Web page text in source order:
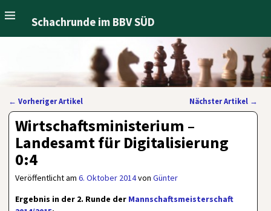
Schachrunde im BBV SÜD
Artikelnavigation
← Vorheriger Artikel Nächster Artikel →
Wirtschaftsministerium –
Landesamt für Digitalisierung
0:4
Veröffentlicht am6. Oktober 2014vonGünter
Ergebnis in der 2. Runde der Mannschaftsmeisterschaft